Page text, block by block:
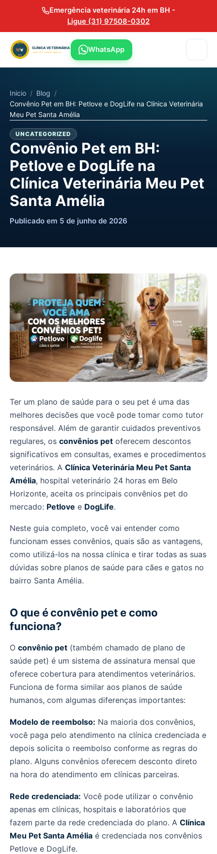
Emergência veterinária 24h em BH -
Ligue (31) 97508-0302
WhatsApp
Inicio / Blog /
Convênio Pet em BH: Petlove e DogLife na Clínica Veterinária
Meu Pet Santa Amélia
UNCATEGORIZED
Convênio Pet em BH:
Petlove e DogLife na
Clínica Veterinária Meu Pet
Santa Amélia
Publicado em 5 de junho de 2026
Ter um plano de saúde para o seu pet é uma das
melhores decisões que você pode tomar como tutor
responsável. Além de garantir cuidados preventivos
regulares, os convênios pet oferecem descontos
significativos em consultas, exames e procedimentos
veterinários. A Clínica Veterinária Meu Pet Santa
Amélia, hospital veterinário 24 horas em Belo
Horizonte, aceita os principais convênios pet do
mercado: Petlove e DogLife.
Neste guia completo, você vai entender como
funcionam esses convênios, quais são as vantagens,
como utilizá-los na nossa clínica e tirar todas as suas
dúvidas sobre planos de saúde para cães e gatos no
bairro Santa Amélia.
O que é convênio pet e como
funciona?
O convênio pet (também chamado de plano de
saúde pet) é um sistema de assinatura mensal que
oferece cobertura para atendimentos veterinários.
Funciona de forma similar aos planos de saúde
humanos, com algumas diferenças importantes:
Modelo de reembolso: Na maioria dos convênios,
você paga pelo atendimento na clínica credenciada e
depois solicita o reembolso conforme as regras do
plano. Alguns convênios oferecem desconto direto
na hora do atendimento em clínicas parceiras.
Rede credenciada: Você pode utilizar o convênio
apenas em clínicas, hospitais e laboratórios que
fazem parte da rede credenciada do plano. A Clínica
Meu Pet Santa Amélia é credenciada nos convênios
Petlove e DogLife.